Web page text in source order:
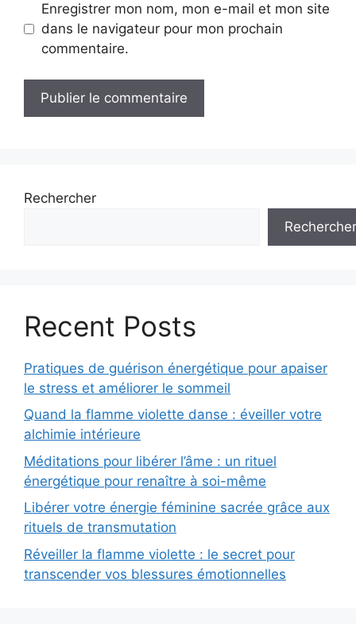
Enregistrer mon nom, mon e-mail et mon site
dans le navigateur pour mon prochain
commentaire.
Rechercher
Rechercher
Recent Posts
Pratiques de guérison énergétique pour apaiser
le stress et améliorer le sommeil
Quand la flamme violette danse : éveiller votre
alchimie intérieure
Méditations pour libérer l’âme : un rituel
énergétique pour renaître à soi-même
Libérer votre énergie féminine sacrée grâce aux
rituels de transmutation
Réveiller la flamme violette : le secret pour
transcender vos blessures émotionnelles